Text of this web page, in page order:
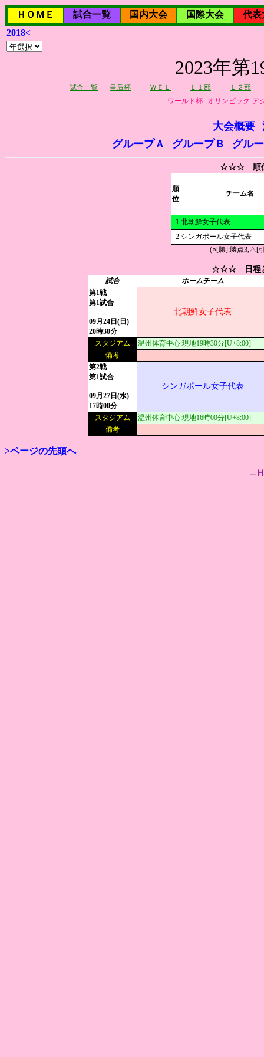
ＨＯＭＥ 試合一覧 国内大会 国際大会
代表
2018<
2023年第
試合一覧 皇后杯 ＷＥＬ Ｌ１部
Ｌ２部
ワールド杯
オリンピック ア
大会概要
グループＡ
グループＢ グル
☆☆☆ 順
順
位
チーム名
1 北朝鮮女子代表
2 シンガポール女子代表
(○[勝]:勝点3,△[
☆☆☆ 日程
試合
ホームチーム
第1戦
第1試合
09月24日(日)
20時30分
北朝鮮女子代表
スタジアム
温州体育中心:現地19時30分[U+8:00]
備考
第2戦
第1試合
09月27日(水)
17時00分
シンガポール女子代表
スタジアム
温州体育中心:現地16時00分[U+8:00]
備考
>ページの先頭へ
--